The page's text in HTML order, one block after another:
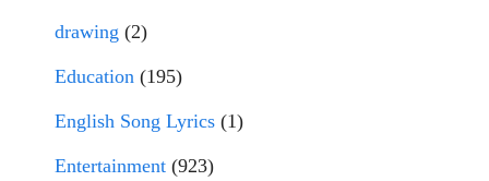
drawing (2)
Education (195)
English Song Lyrics (1)
Entertainment (923)